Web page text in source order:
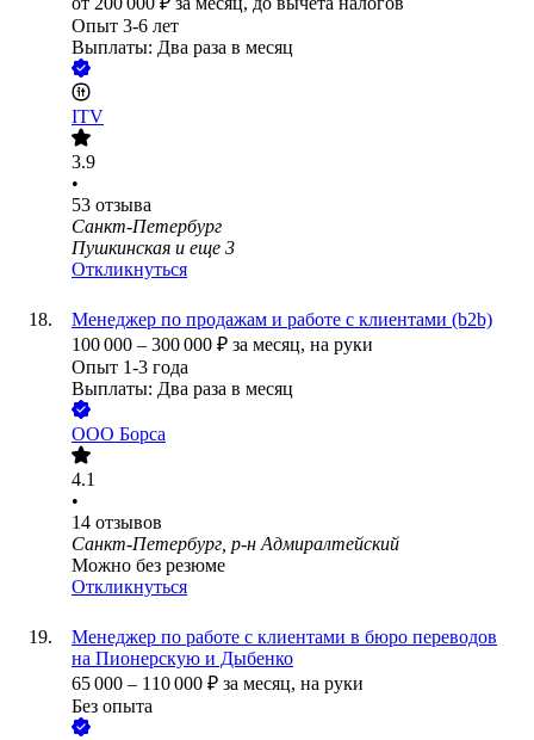
Опыт 3-6 лет
Выплаты: Два раза в месяц
ITV
3.9
•
53 отзыва
Санкт-Петербург
Пушкинская и еще 3
Откликнуться
Менеджер по продажам и работе с клиентами (b2b)
100 000 – 300 000 ₽ за месяц, на руки
Опыт 1-3 года
Выплаты: Два раза в месяц
ООО Борса
4.1
•
14 отзывов
Санкт-Петербург, р-н Адмиралтейский
Можно без резюме
Откликнуться
Менеджер по работе с клиентами в бюро переводов
на Пионерскую и Дыбенко
65 000 – 110 000 ₽ за месяц, на руки
Без опыта